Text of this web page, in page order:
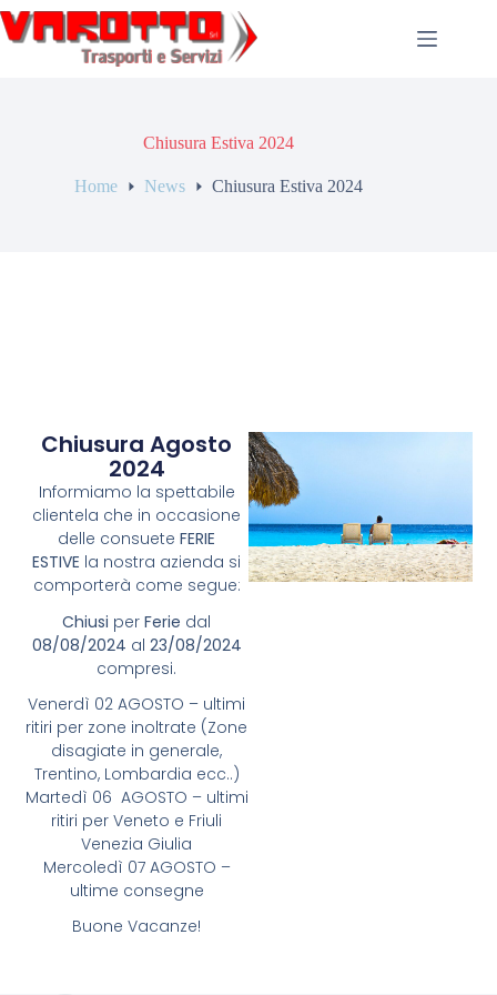
Chiusura Estiva 2024
Home News Chiusura Estiva 2024
Chiusura Agosto
2024
Informiamo la spettabile
clientela che in occasione
delle consuete FERIE
ESTIVE la nostra azienda si
comporterà come segue:
Chiusi perFerie dal
08/08/2024 al 23/08/2024
compresi.
Venerdì 02 AGOSTO – ultimi
ritiri per zone inoltrate (Zone
disagiate in generale,
Trentino, Lombardia ecc..)
Martedì 06 AGOSTO – ultimi
ritiri per Veneto e Friuli
Venezia Giulia
Mercoledì 07 AGOSTO –
ultime consegne
Buone Vacanze!